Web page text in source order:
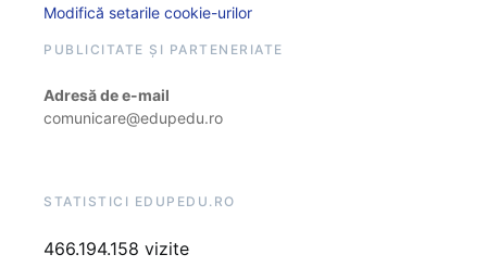
Modifică setarile cookie-urilor
PUBLICITATE ȘI PARTENERIATE
Adresă de e-mail
comunicare@edupedu.ro
STATISTICI EDUPEDU.RO
466.194.158 vizite